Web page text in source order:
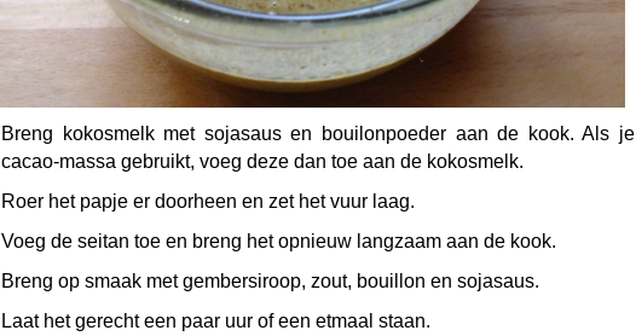
Breng kokosmelk met sojasaus en bouilonpoeder aan de kook. Als je
cacao-massa gebruikt, voeg deze dan toe aan de kokosmelk.
Roer het papje er doorheen en zet het vuur laag.
Voeg de seitan toe en breng het opnieuw langzaam aan de kook.
Breng op smaak met gembersiroop, zout, bouillon en sojasaus.
Laat het gerecht een paar uur of een etmaal staan.